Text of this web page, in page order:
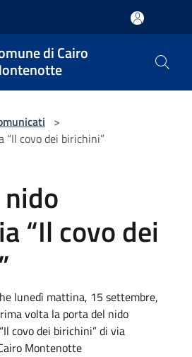
di Cairo
>
“Il covo dei birichini”
“Il covo dei
lunedì mattina, 15 settembre,
volta la porta del nido
covo dei birichini” di via
Montenotte